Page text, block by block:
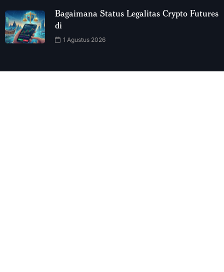
Bagaimana Status Legalitas Crypto Futures
di
1 Agustus 2026